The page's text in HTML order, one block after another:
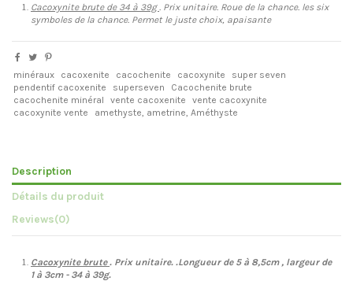
Cacoxynite brute de 34 à 39g . Prix unitaire. Roue de la chance. les six
symboles de la chance. Permet le juste choix, apaisante
minéraux cacoxenite cacochenite cacoxynite
super seven
pendentif cacoxenite
superseven
Cacochenite brute
cacochenite minéral
vente cacoxenite
vente cacoxynite
cacoxynite vente
amethyste, ametrine, Améthyste
Description
Détails du produit
Reviews(0)
Cacoxynite brute . Prix unitaire. .Longueur de 5 à 8,5cm , largeur de
1 à 3cm - 34 à 39g.